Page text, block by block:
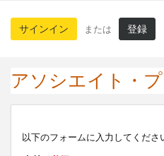
サインイン または 登録
アソシエイト・
以下のフォームに入力してくだ